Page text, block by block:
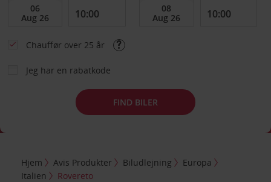
Chauffør over 25 år
Jeg har en rabatkode
FIND BILER
Hjem Avis Produkter Biludlejning
Europa
Italien
Rovereto